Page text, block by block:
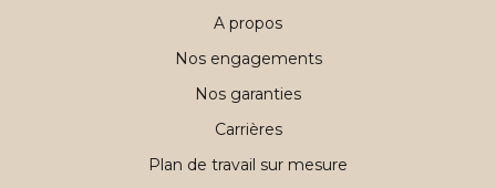
A propos
Nos engagements
Nos garanties
Carrières
Plan de travail sur mesure